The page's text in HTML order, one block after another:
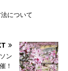
について
ン
！